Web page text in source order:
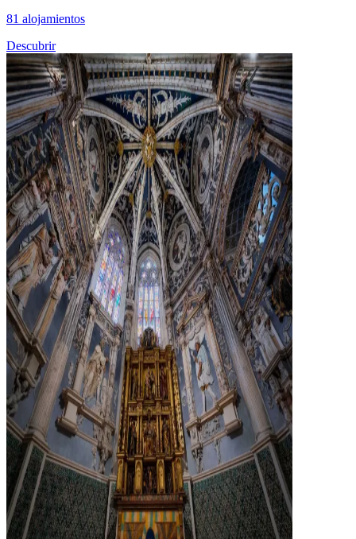
81 alojamientos
Descubrir